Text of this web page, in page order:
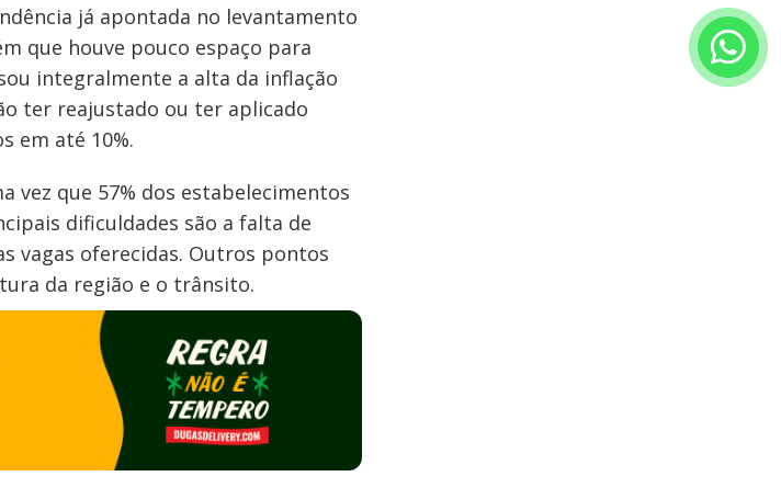
já apontada no levantamento
que houve pouco espaço para
integralmente a alta da inflação
ter reajustado ou ter aplicado
em até 10%.
vez que 57% dos estabelecimentos
dificuldades são a falta de
vagas oferecidas. Outros pontos
da região e o trânsito.